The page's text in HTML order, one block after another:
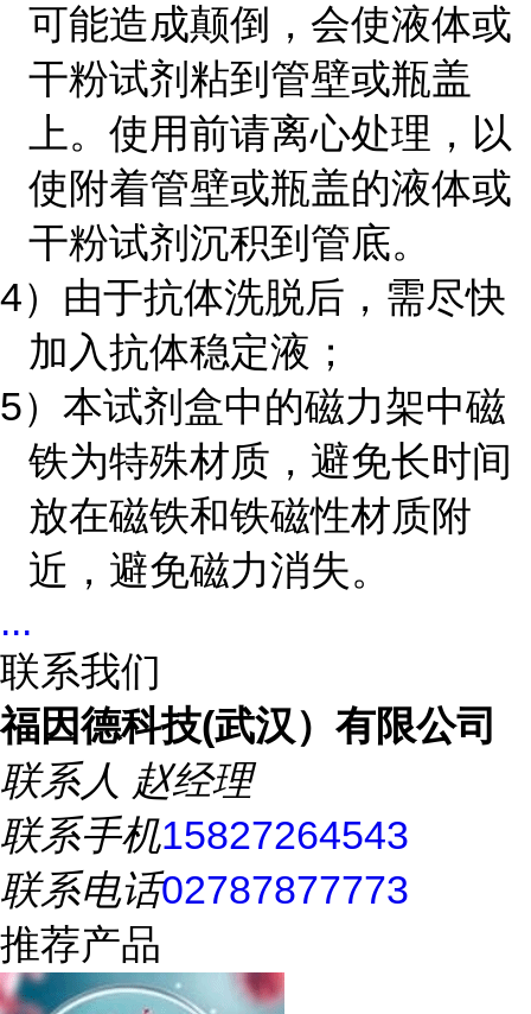
可能造成颠倒，会使液体或
干粉试剂粘到管壁或瓶盖
上。使用前请离心处理，以
使附着管壁或瓶盖的液体或
干粉试剂沉积到管底。
4）由于抗体洗脱后，需尽快
加入抗体稳定液；
5）本试剂盒中的磁力架中磁
铁为特殊材质，避免长时间
放在磁铁和铁磁性材质附
近，避免磁力消失。
...
联系我们
福因德科技(武汉）有限公司
联系人 赵经理
联系手机15827264543
联系电话02787877773
推荐产品